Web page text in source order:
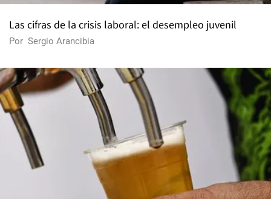
Las cifras de la crisis laboral: el desempleo juvenil
Por Sergio Arancibia